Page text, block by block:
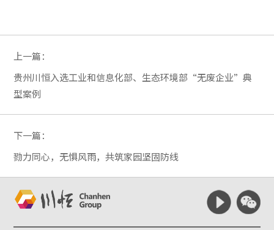
上一篇：
贵州川恒入选工业和信息化部、生态环境部“无废企业”典
型案例
下一篇：
勠力同心，无惧风雨，共筑家园坚固防线